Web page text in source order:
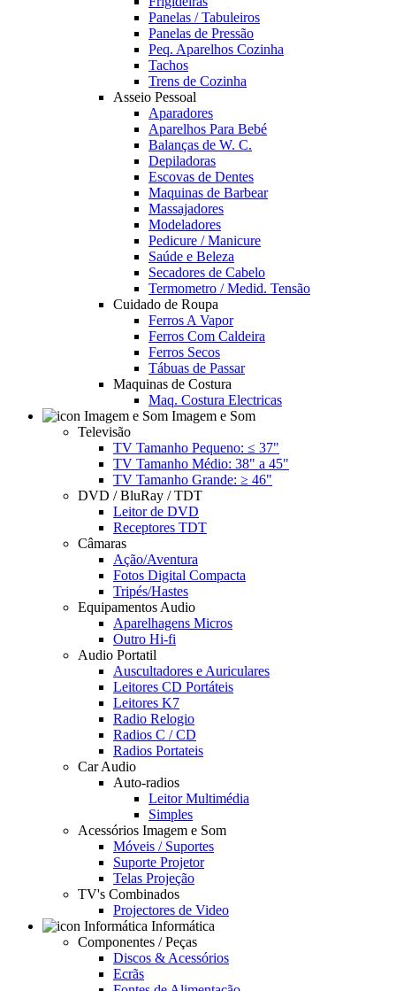
Panelas / Tabuleiros
Panelas de Pressão
Peq. Aparelhos Cozinha
Tachos
Trens de Cozinha
Asseio Pessoal
Aparadores
Aparelhos Para Bebé
Balanças de W. C.
Depiladoras
Escovas de Dentes
Maquinas de Barbear
Massajadores
Modeladores
Pedicure / Manicure
Saúde e Beleza
Secadores de Cabelo
Termometro / Medid. Tensão
Cuidado de Roupa
Ferros A Vapor
Ferros Com Caldeira
Ferros Secos
Tábuas de Passar
Maquinas de Costura
Maq. Costura Electricas
Imagem e Som
Televisão
TV Tamanho Pequeno: ≤ 37"
TV Tamanho Médio: 38" a 45"
TV Tamanho Grande: ≥ 46"
DVD / BluRay / TDT
Leitor de DVD
Receptores TDT
Câmaras
Ação/Aventura
Fotos Digital Compacta
Tripés/Hastes
Equipamentos Audio
Aparelhagens Micros
Outro Hi-fi
Audio Portatil
Auscultadores e Auriculares
Leitores CD Portáteis
Leitores K7
Radio Relogio
Radios C / CD
Radios Portateis
Car Audio
Auto-radios
Leitor Multimédia
Simples
Acessórios Imagem e Som
Móveis / Suportes
Suporte Projetor
Telas Projeção
TV's Combinados
Projectores de Video
Informática
Componentes / Peças
Discos & Acessórios
Ecrãs